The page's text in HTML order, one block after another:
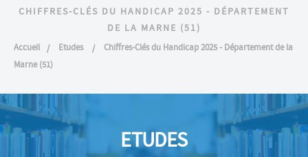
CHIFFRES-CLÉS DU HANDICAP 2025 - DÉPARTEMENT
DE LA MARNE (51)
Accueil Etudes
Chiffres-Clés du Handicap 2025 - Département de la
Marne (51)
ETUDES